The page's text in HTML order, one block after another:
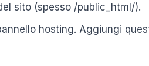
sito (spesso /public_html/).
hosting. Aggiungi